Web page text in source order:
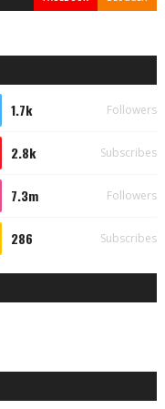
1.7k Followers
2.8k Subscribes
7.3m Followers
286 Subscribes